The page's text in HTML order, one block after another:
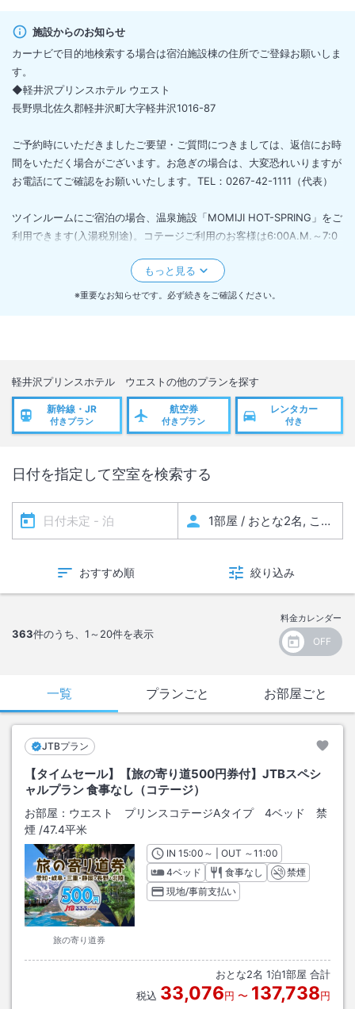
施設からのお知らせ
カーナビで目的地検索する場合は宿泊施設棟の住所でご登録お願いしま
す。
◆軽井沢プリンスホテル ウエスト
長野県北佐久郡軽井沢町大字軽井沢1016-87
ご予約時にいただきましたご要望・ご質問につきましては、返信にお時
間をいただく場合がございます。お急ぎの場合は、大変恐れいりますが
お電話にてご確認をお願いいたします。TEL：0267-42-1111（代表）
ツインルームにご宿泊の場合、温泉施設「MOMIJI HOT-SPRING」をご
利用できます(入湯税別途)。コテージご利用のお客様は6:00A.M.～7:0
・2023/12/01よりヘアブラシ、カミソリのご提供はございません。
では季節や天候により、虫などの生き物が見られる場合がございます。
お客さまが快適にお過ごしいただけるよう、建物の消毒やメンテナンス
などの対策を行ってはおりますが、自然環境の特性上、完全に防ぐこと
が難しい場合がございます。
は、お手数ですがご宿泊のフロントまでご連絡ください。スタッフが速
利用いただくとともに、ご滞在中はお客さまのご理解をお願い申しあげ
『軽井沢で見かけられる虫や生き物の一例』
＞
の観点から、刺青・タトゥーがあるという理由だけでは温泉施設のご利
用をお断りしない運用に変更いたしました。
軽井沢プリンスホテル ウエスト MOMIJI HOT-SPRING
軽井沢 浅間プリンスホテル Breeze in Plateau
立ち寄りの湯 軽井沢千ヶ滝温泉
反社会的勢力の方のご利用は固くお断りいたします。
刺青・タトゥーをされた方のご利用は一部制限させていただく場合がご
ざいます。
※重要なお知らせです。必ず続きをご確認ください。
軽井沢プリンスホテル ウエストの他のプランを探す
新幹線・JR
付きプラン
航空券
付きプラン
レンタカー
付き
日付を指定して空室を検索する
おすすめ順 絞り込み
363件のうち、 1～20件を表示
料金カレンダー
一覧 プランごと お部屋ごと
JTBプラン
【タイムセール】【旅の寄り道500円券付】JTBスペシ
ャルプラン 食事なし（コテージ）
お部屋： ウエスト プリンスコテージAタイプ 4ベッド 禁
煙 /47.4平米
旅の寄り道券
INチェックイン
15:00 ～ | OUT チェックアウト
～11:00
4ベッド
食事なし
禁煙
現地/事前支払い
おとな2名 1泊1部屋 合計
税込 33,076円 〜 137,738円